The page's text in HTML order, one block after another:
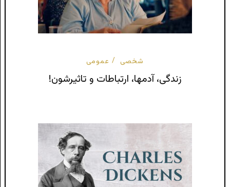
شخصی عمومی
زندگی، آدمها، ارتباطات و تاثیرشون!